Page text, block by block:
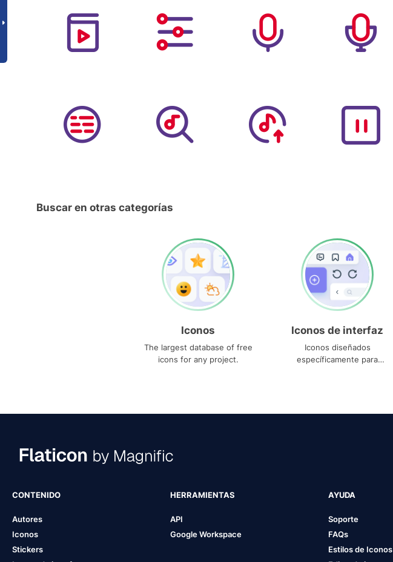
Buscar en otras categorías
Iconos
The largest database of free
icons for any project.
Iconos de interfaz
Iconos diseñados
específicamente para
CONTENIDO
Autores
Iconos
Stickers
HERRAMIENTAS
API
Google Workspace
AYUDA
Soporte
FAQs
Estilos de Iconos